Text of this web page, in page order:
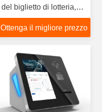
del biglietto di lotteria,
contanti di auto/chiosco
pagamento della carta
Ottenga il migliore prezzo